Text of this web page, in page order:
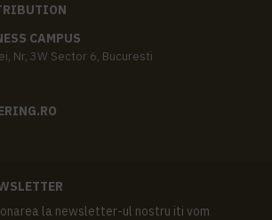
CAMPUS
Nr, 3W Sector 6, Bucuresti
la newsletter-ul nostru iti vom